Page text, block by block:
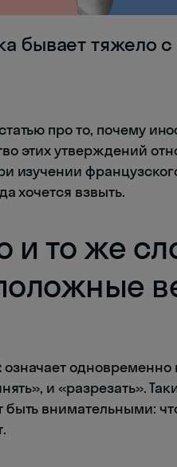
бывает тяжело
про то, почему
этих утверждений
изучении
хочется взвыть.
и то же
означает одновременно
и «разрезать».
внимательными: